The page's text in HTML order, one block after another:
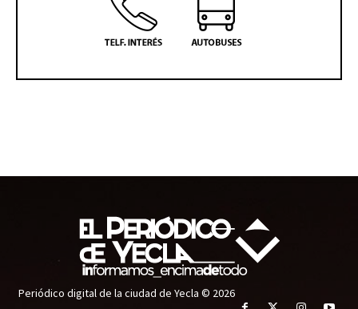
Periódico digital de la ciudad de Yecla © 2026